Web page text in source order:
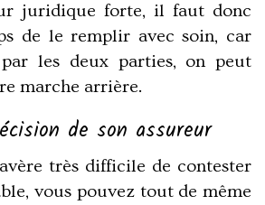
juridique forte, il faut donc
de le remplir avec soin, car
les deux parties, on peut
marche arrière.
de son assureur
très difficile de contester
vous pouvez tout de même